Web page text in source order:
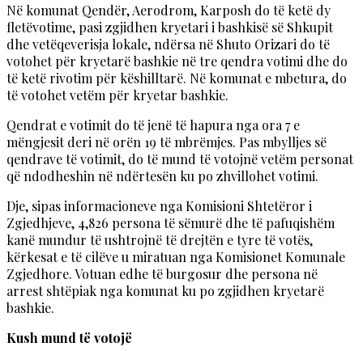
Në komunat Qendër, Aerodrom, Karposh do të ketë dy
fletëvotime, pasi zgjidhen kryetari i bashkisë së Shkupit
dhe vetëqeverisja lokale, ndërsa në Shuto Orizari do të
votohet për kryetarë bashkie në tre qendra votimi dhe do
të ketë rivotim për këshilltarë. Në komunat e mbetura, do
të votohet vetëm për kryetar bashkie.
Qendrat e votimit do të jenë të hapura nga ora 7 e
mëngjesit deri në orën 19 të mbrëmjes. Pas mbylljes së
qendrave të votimit, do të mund të votojnë vetëm personat
që ndodheshin në ndërtesën ku po zhvillohet votimi.
Dje, sipas informacioneve nga Komisioni Shtetëror i
Zgjedhjeve, 4,826 persona të sëmurë dhe të pafuqishëm
kanë mundur të ushtrojnë të drejtën e tyre të votës,
kërkesat e të cilëve u miratuan nga Komisionet Komunale
Zgjedhore. Votuan edhe të burgosur dhe persona në
arrest shtëpiak nga komunat ku po zgjidhen kryetarë
bashkie.
Kush mund të votojë